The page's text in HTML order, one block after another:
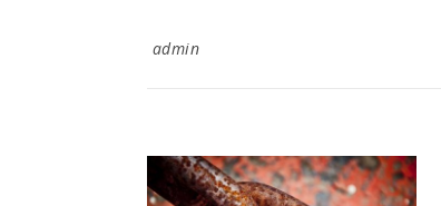
admin